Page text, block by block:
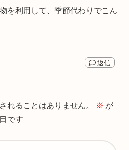
を利用して、季節代わりでこん
返信
れることはありません。 ※ が
です